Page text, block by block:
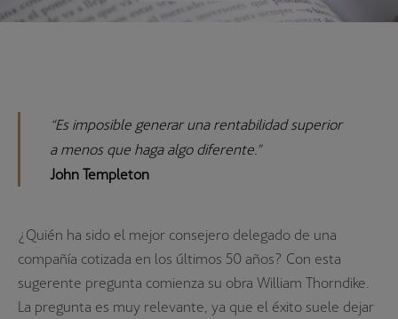
“Es imposible generar una rentabilidad superior
a menos que haga algo diferente.”
John Templeton
¿Quién ha sido el mejor consejero delegado de una
compañía cotizada en los últimos 50 años? Con esta
sugerente pregunta comienza su obra William Thorndike.
La pregunta es muy relevante, ya que el éxito suele dejar